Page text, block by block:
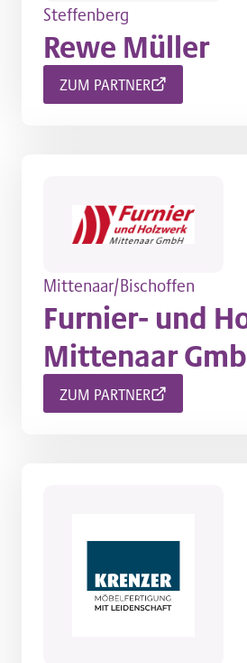
Steffenberg
Rewe Müller
ZUM PARTNER
Mittenaar/Bischoffen
Furnier- und
Mittenaar
ZUM PARTNER